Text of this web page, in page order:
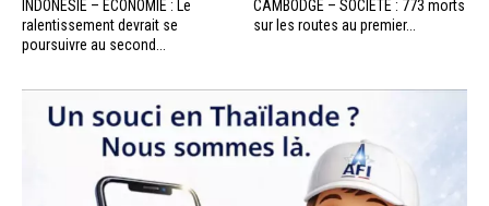
INDONÉSIE – ÉCONOMIE : Le
ralentissement devrait se
poursuivre au second...
CAMBODGE – SOCIÉTÉ : 773 morts
sur les routes au premier...